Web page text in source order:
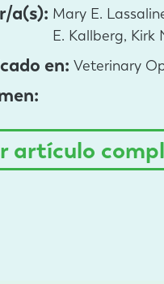
a(s): Mary E.
E. Kallberg, Kirk
en:Veterinary
artículo